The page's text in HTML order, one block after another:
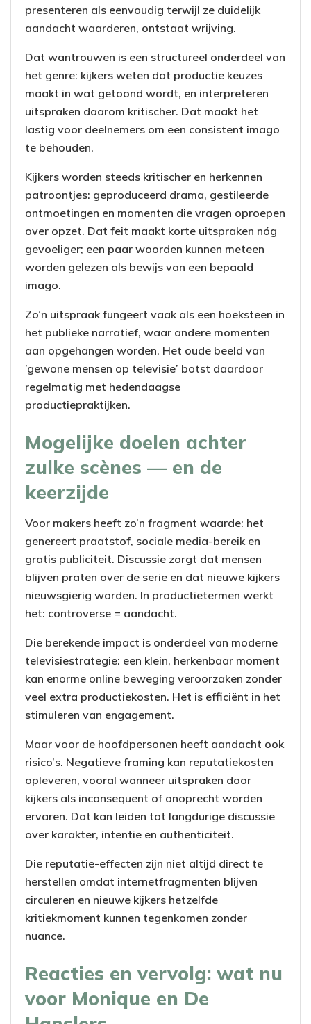
presenteren als eenvoudig terwijl ze duidelijk
aandacht waarderen, ontstaat wrijving.
Dat wantrouwen is een structureel onderdeel van
het genre: kijkers weten dat productie keuzes
maakt in wat getoond wordt, en interpreteren
uitspraken daarom kritischer. Dat maakt het
lastig voor deelnemers om een consistent imago
te behouden.
Kijkers worden steeds kritischer en herkennen
patroontjes: geproduceerd drama, gestileerde
ontmoetingen en momenten die vragen oproepen
over opzet. Dat feit maakt korte uitspraken nóg
gevoeliger; een paar woorden kunnen meteen
worden gelezen als bewijs van een bepaald
imago.
Zo’n uitspraak fungeert vaak als een hoeksteen in
het publieke narratief, waar andere momenten
aan opgehangen worden. Het oude beeld van
’gewone mensen op televisie’ botst daardoor
regelmatig met hedendaagse
productiepraktijken.
Mogelijke doelen achter
zulke scènes — en de
keerzijde
Voor makers heeft zo’n fragment waarde: het
genereert praatstof, sociale media-bereik en
gratis publiciteit. Discussie zorgt dat mensen
blijven praten over de serie en dat nieuwe kijkers
nieuwsgierig worden. In productietermen werkt
het: controverse = aandacht.
Die berekende impact is onderdeel van moderne
televisiestrategie: een klein, herkenbaar moment
kan enorme online beweging veroorzaken zonder
veel extra productiekosten. Het is efficiënt in het
stimuleren van engagement.
Maar voor de hoofdpersonen heeft aandacht ook
risico’s. Negatieve framing kan reputatiekosten
opleveren, vooral wanneer uitspraken door
kijkers als inconsequent of onoprecht worden
ervaren. Dat kan leiden tot langdurige discussie
over karakter, intentie en authenticiteit.
Die reputatie-effecten zijn niet altijd direct te
herstellen omdat internetfragmenten blijven
circuleren en nieuwe kijkers hetzelfde
kritiekmoment kunnen tegenkomen zonder
nuance.
Reacties en vervolg: wat nu
voor Monique en De